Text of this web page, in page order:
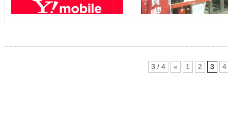
3 / 4 « 1 2 3 4